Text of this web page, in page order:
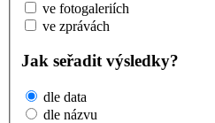
ve fotogaleriích
ve zprávách
Jak seřadit výsledky?
dle data
dle názvu